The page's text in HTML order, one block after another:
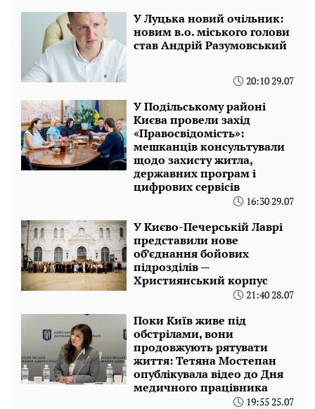
У Луцька новий очільник:
новим в.о. міського голови
став Андрій Разумовський
20:10 29.07
У Подільському районі
Києва провели захід
«Правосвідомість»:
мешканців консультували
щодо захисту житла,
державних програм і
цифрових сервісів
16:30 29.07
У Києво-Печерській Лаврі
представили нове
об’єднання бойових
підрозділів —
Християнський корпус
21:40 28.07
Поки Київ живе під
обстрілами, вони
продовжують рятувати
життя: Тетяна Мостепан
опублікувала відео до Дня
медичного працівника
19:55 25.07